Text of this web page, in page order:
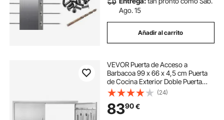
Ago. 15
Añadir al carrito
VEVOR Puerta de Acceso a
Barbacoa 99 x 66 x 4,5 cm Puerta
de Cocina Exterior Doble Puerta
Empotrada de Acero Inoxidable con
Manija para Isla de Barbacoa,
Estación de Parrilla, Armario
Exterior
(24)
8390€